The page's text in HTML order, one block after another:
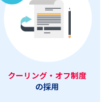
クーリング・オフ制度
の採用